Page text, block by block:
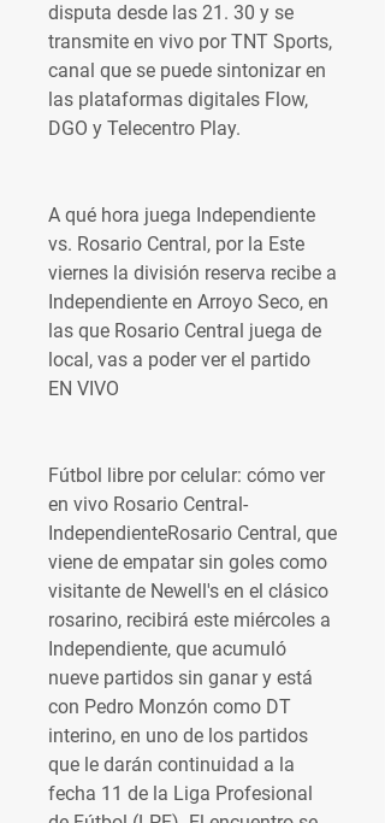
disputa desde las 21. 30 y se
transmite en vivo por TNT Sports,
canal que se puede sintonizar en
las plataformas digitales Flow,
DGO y Telecentro Play.
A qué hora juega Independiente
vs. Rosario Central, por la Este
viernes la división reserva recibe a
Independiente en Arroyo Seco, en
las que Rosario Central juega de
local, vas a poder ver el partido
EN VIVO
Fútbol libre por celular: cómo ver
en vivo Rosario Central-
IndependienteRosario Central, que
viene de empatar sin goles como
visitante de Newell's en el clásico
rosarino, recibirá este miércoles a
Independiente, que acumuló
nueve partidos sin ganar y está
con Pedro Monzón como DT
interino, en uno de los partidos
que le darán continuidad a la
fecha 11 de la Liga Profesional